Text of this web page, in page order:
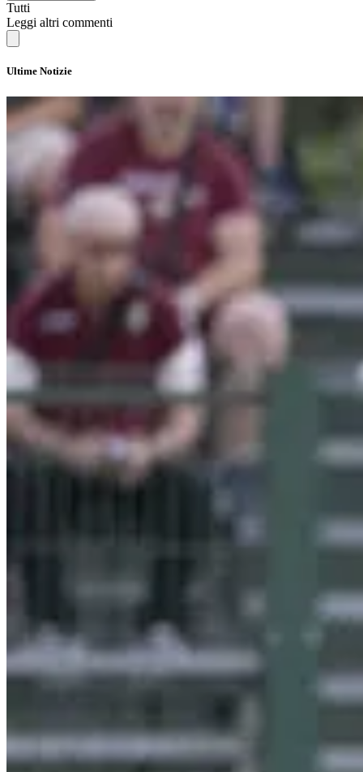
Tutti
Leggi altri commenti
Ultime Notizie